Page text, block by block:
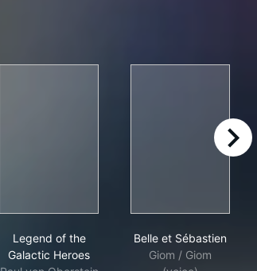
Legend of the
Galactic Heroes
Belle et Sébastien
Giom / Giom
right